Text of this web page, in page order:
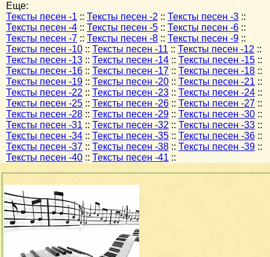
Еще:
Тексты песен -1 :: Тексты песен -2 :: Тексты песен -3 ::
Тексты песен -4 :: Тексты песен -5 :: Тексты песен -6 ::
Тексты песен -7 :: Тексты песен -8 :: Тексты песен -9 ::
Тексты песен -10 :: Тексты песен -11 :: Тексты песен -12 ::
Тексты песен -13 :: Тексты песен -14 :: Тексты песен -15 ::
Тексты песен -16 :: Тексты песен -17 :: Тексты песен -18 ::
Тексты песен -19 :: Тексты песен -20 :: Тексты песен -21 ::
Тексты песен -22 :: Тексты песен -23 :: Тексты песен -24 ::
Тексты песен -25 :: Тексты песен -26 :: Тексты песен -27 ::
Тексты песен -28 :: Тексты песен -29 :: Тексты песен -30 ::
Тексты песен -31 :: Тексты песен -32 :: Тексты песен -33 ::
Тексты песен -34 :: Тексты песен -35 :: Тексты песен -36 ::
Тексты песен -37 :: Тексты песен -38 :: Тексты песен -39 ::
Тексты песен -40 :: Тексты песен -41 ::